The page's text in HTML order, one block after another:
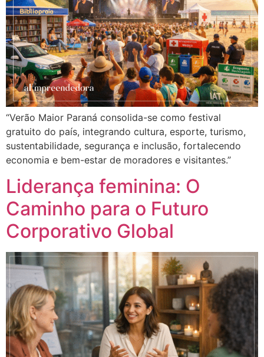
“Verão Maior Paraná consolida-se como festival
gratuito do país, integrando cultura, esporte, turismo,
sustentabilidade, segurança e inclusão, fortalecendo
economia e bem-estar de moradores e visitantes.”
Liderança feminina: O
Caminho para o Futuro
Corporativo Global